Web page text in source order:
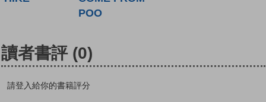
POO
讀者書評 (0)
請登入給你的書籍評分